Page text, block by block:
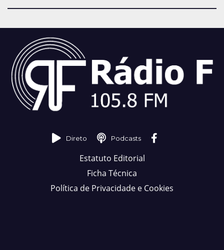
Direto Podcasts
Estatuto Editorial
Ficha Técnica
Política de Privacidade e Cookies